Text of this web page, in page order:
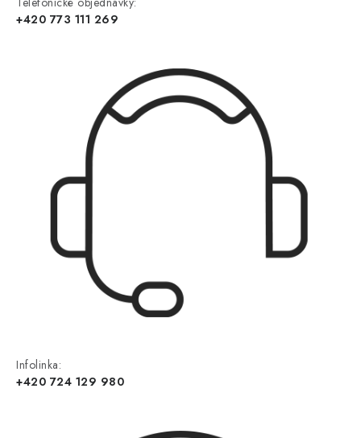
+420 773 111 269
Infolinka:
+420 724 129 980